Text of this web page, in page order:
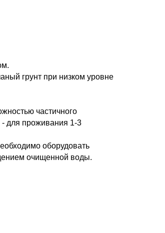
грунт при низком уровне
частичного
для проживания 1-3
оборудовать
очищенной воды.